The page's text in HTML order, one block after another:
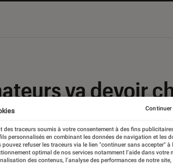
va devoir
des traceurs soumis à votre consentement à des fins
personnalisés en combinant les données de navigation et les
pouvez refuser les traceurs via le lien "continuer sans accepter" à
optimal de nos services notamment l’aide dans votre
des contenus, l’analyse des performances de notre
Continuer